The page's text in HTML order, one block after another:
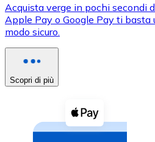
XRP
XRP
Vedi tutto
Buoni cripto
Acquista criptovalute in
Acquista verge in pochi secondi
Apple Pay o Google Pay ti basta
modo sicuro.
Scopri di più